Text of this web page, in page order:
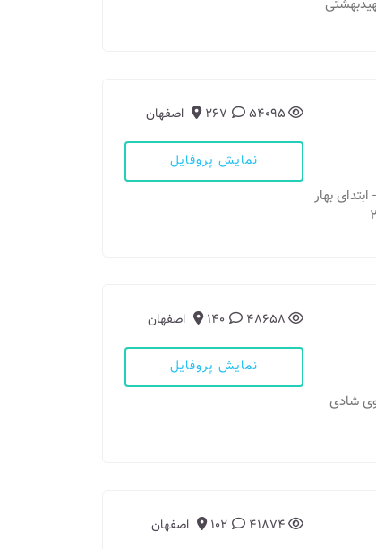
ابتدای بهار
54095
267 اصفهان
نمایش پروفایل
48658
140 اصفهان
نمایش پروفایل
41874
102 اصفهان